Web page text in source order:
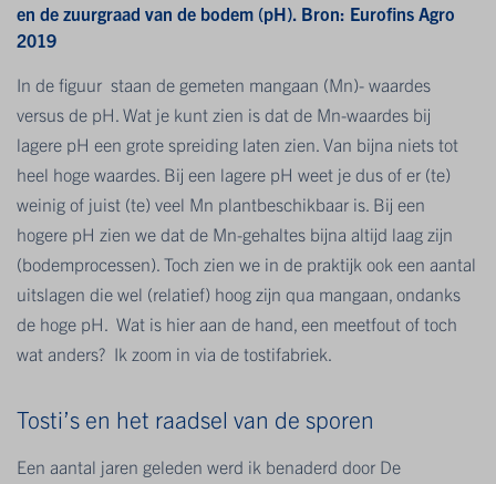
en de zuurgraad van de bodem (pH). Bron: Eurofins Agro
2019
In de figuur staan de gemeten mangaan (Mn)- waardes
versus de pH. Wat je kunt zien is dat de Mn-waardes bij
lagere pH een grote spreiding laten zien. Van bijna niets tot
heel hoge waardes. Bij een lagere pH weet je dus of er (te)
weinig of juist (te) veel Mn plantbeschikbaar is. Bij een
hogere pH zien we dat de Mn-gehaltes bijna altijd laag zijn
(bodemprocessen). Toch zien we in de praktijk ook een aantal
uitslagen die wel (relatief) hoog zijn qua mangaan, ondanks
de hoge pH. Wat is hier aan de hand, een meetfout of toch
wat anders? Ik zoom in via de tostifabriek.
Tosti’s en het raadsel van de sporen
Een aantal jaren geleden werd ik benaderd door De